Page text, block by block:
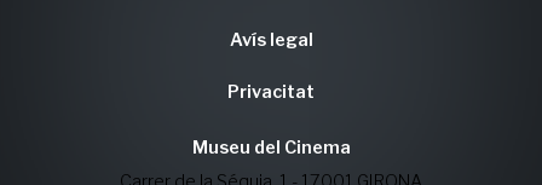
Avís legal
Privacitat
Museu del Cinema